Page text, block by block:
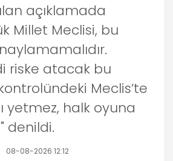
açıklamada
Millet Meclisi, bu
riske atacak bu
Meclis’te
yetmez, halk oyuna
denildi.
08-08-2026 12:12